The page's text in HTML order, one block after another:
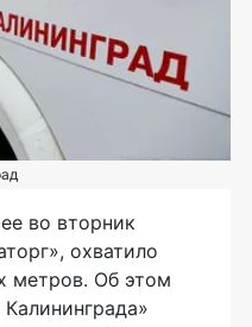
во вторник
охватило
метров. Об этом